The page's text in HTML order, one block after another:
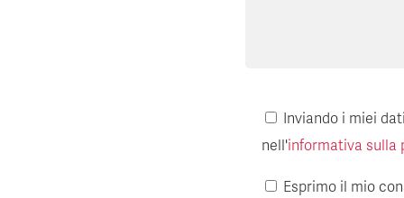
Inviando i miei
nell'informativa sulla
Esprimo il mio